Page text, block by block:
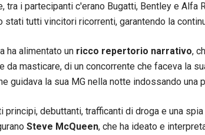
tra i partecipanti c'erano Bugatti, Bentley e Alfa
stati tutti vincitori ricorrenti, garantendo la
ha alimentato un ricco repertorio narrativo,
da masticare, di un concorrente che faceva la
guidava la sua MG nella notte indossando una
principi, debuttanti, trafficanti di droga e una
Steve McQueen, che ha ideato e